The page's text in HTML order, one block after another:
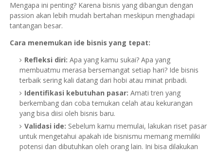
Mengapa ini penting? Karena bisnis yang dibangun dengan
passion akan lebih mudah bertahan meskipun menghadapi
tantangan besar.
Cara menemukan ide bisnis yang tepat:
Refleksi diri: Apa yang kamu sukai? Apa yang
membuatmu merasa bersemangat setiap hari? Ide bisnis
terbaik sering kali datang dari hobi atau minat pribadi.
Identifikasi kebutuhan pasar: Amati tren yang
berkembang dan coba temukan celah atau kekurangan
yang bisa diisi oleh bisnis baru.
Validasi ide: Sebelum kamu memulai, lakukan riset pasar
untuk mengetahui apakah ide bisnismu memang memiliki
potensi dan dibutuhkan oleh orang lain. Ini bisa dilakukan